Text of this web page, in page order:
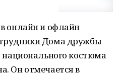
онлайн и офлайн
Дома дружбы
национального костюма
Он отмечается в